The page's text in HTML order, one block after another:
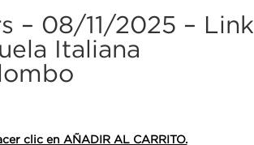
– 08/11/2025 – Link
Italiana
clic en AÑADIR AL CARRITO.